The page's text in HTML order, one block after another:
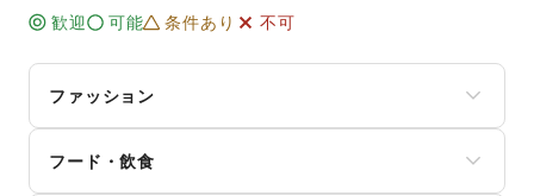
歓迎
可能 条件あり 不可
ファッション
レディースファッション
ユニセックス
フード・飲食